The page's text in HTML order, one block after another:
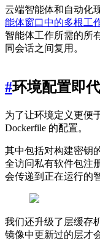
云端智能体和自动化
能体窗口中的多根工
智能体工作所需的所
同会话之间复用。
#环境配置即
为了让环境定义更便
Dockerfile 的配置。
其中包括对构建密钥
全访问私有软件包注
会传递到正在运行的
我们还升级了层缓存
镜像中更新过的层才